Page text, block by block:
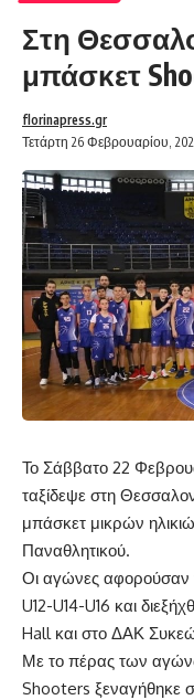
Στη
μπάσκετ
Τετάρτη 26 Φεβρουαρίου,
florinapress.gr
Το Σάββατο 22
ταξίδεψε στη
μπάσκετ μικρών
Παναθλητικού.
Οι αγώνες αφορούσαν
U12-U14-U16 και
Hall και στο ΔΑΚ
Με το πέρας των
Shooters ξεναγήθηκε